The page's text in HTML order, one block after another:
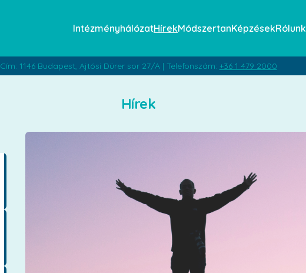
IntézményhálózatHírekMódszertanKépzésekRólunk
Cím: 1146 Budapest, Ajtósi Dürer sor 27/A | Telefonszám: +36 1 479 2000
Hírek